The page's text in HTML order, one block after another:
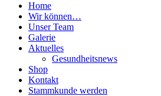
Home
Wir können…
Unser Team
Galerie
Aktuelles
Gesundheitsnews
Shop
Kontakt
Stammkunde werden